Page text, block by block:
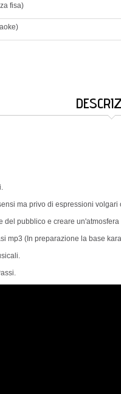
fisa)
ma privo di espressioni volgari
del pubblico e creare un'atmosfera
mp3 (In preparazione la base